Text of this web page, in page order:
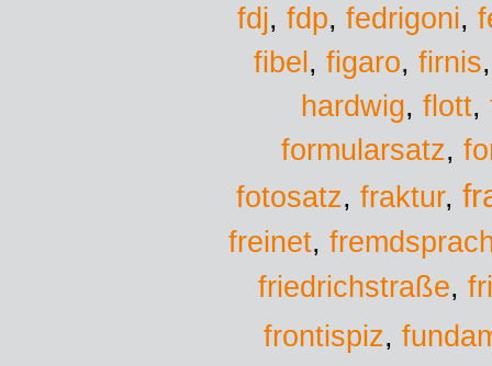
fdj, fdp, fedrigoni,
fibel , figaro, firnis
hardwig, flott,
formularsatz,
fotosatz, fraktur,
freinet,
friedrichstraße,
frontispiz,